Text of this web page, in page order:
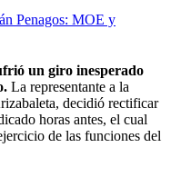
Penagos: MOE y
un giro inesperado
La representante a la
decidió rectificar
horas antes, el cual
de las funciones del